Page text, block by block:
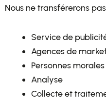
Nous ne transférerons
Service de
Agences de
Personnes morales
Analyse
Collecte et